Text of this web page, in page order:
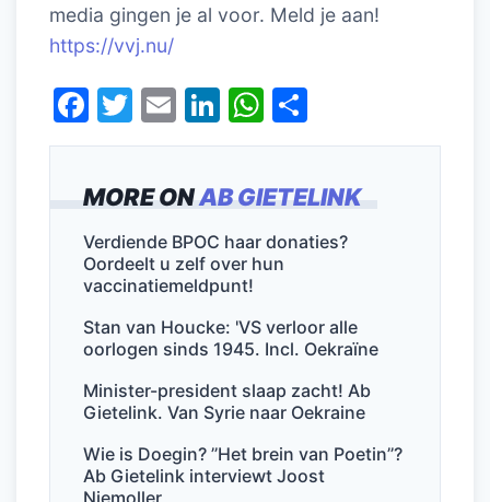
MORE ONAB GIETELINK
Verdiende BPOC haar donaties?
Oordeelt u zelf over hun
vaccinatiemeldpunt!
Stan van Houcke: 'VS verloor alle
oorlogen sinds 1945. Incl. Oekraïne
Minister-president slaap zacht! Ab
Gietelink. Van Syrie naar Oekraine
Wie is Doegin? ’’Het brein van Poetin’’?
Ab Gietelink interviewt Joost
media gingen je al voor. Meld je aan!
https://vvj.nu/
F
a
e
b
o
o
k
T
w
er
E
m
l
Li
n
e
dI
n
W
h
s
A
p
p
el
n